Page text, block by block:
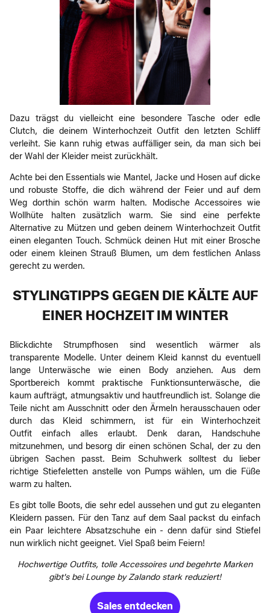
Dazu trägst du vielleicht eine besondere Tasche oder edle
Clutch, die deinem Winterhochzeit Outfit den letzten Schliff
verleiht. Sie kann ruhig etwas auffälliger sein, da man sich bei
der Wahl der Kleider meist zurückhält.
Achte bei den Essentials wie Mantel, Jacke und Hosen auf dicke
und robuste Stoffe, die dich während der Feier und auf dem
Weg dorthin schön warm halten. Modische Accessoires wie
Wollhüte halten zusätzlich warm. Sie sind eine perfekte
Alternative zu Mützen und geben deinem Winterhochzeit Outfit
einen eleganten Touch. Schmück deinen Hut mit einer Brosche
oder einem kleinen Strauß Blumen, um dem festlichen Anlass
gerecht zu werden.
STYLINGTIPPS GEGEN DIE KÄLTE AUF
EINER HOCHZEIT IM WINTER
Blickdichte Strumpfhosen sind wesentlich wärmer als
transparente Modelle. Unter deinem Kleid kannst du eventuell
lange Unterwäsche wie einen Body anziehen. Aus dem
Sportbereich kommt praktische Funktionsunterwäsche, die
kaum aufträgt, atmungsaktiv und hautfreundlich ist. Solange die
Teile nicht am Ausschnitt oder den Ärmeln herausschauen oder
durch das Kleid schimmern, ist für ein Winterhochzeit
Outfit einfach alles erlaubt. Denk daran, Handschuhe
mitzunehmen, und besorg dir einen schönen Schal, der zu den
übrigen Sachen passt. Beim Schuhwerk solltest du lieber
richtige Stiefeletten anstelle von Pumps wählen, um die Füße
warm zu halten.
Es gibt tolle Boots, die sehr edel aussehen und gut zu eleganten
Kleidern passen. Für den Tanz auf dem Saal packst du einfach
ein Paar leichtere Absatzschuhe ein - denn dafür sind Stiefel
nun wirklich nicht geeignet. Viel Spaß beim Feiern!
Hochwertige Outfits, tolle Accessoires und begehrte Marken
gibt's bei Lounge by Zalando stark reduziert!
Sales entdecken